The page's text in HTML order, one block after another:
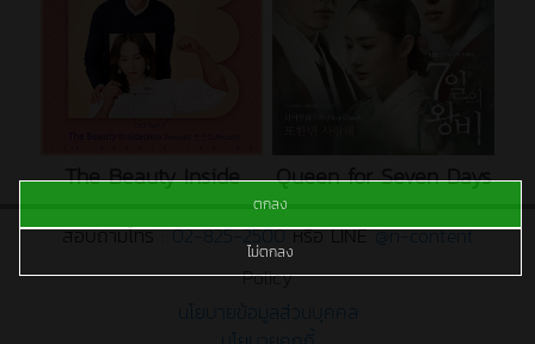
The Beauty Inside Queen for Seven Days
สอบถามโทร :02-825-2500หรือ LINE@n-content
Policy
นโยบายข้อมูลส่วนบุคคล
ตกลง
ไม่ตกลง